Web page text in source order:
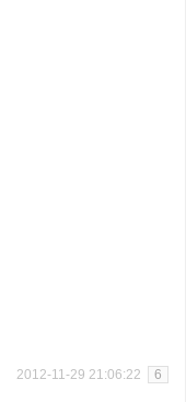
2012-11-29 21:06:22 6